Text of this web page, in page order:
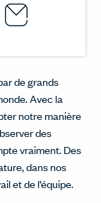
on
on
new
this
in athis
in
Email
Opens
de grands
Avec la
notre manière
des
vraiment. Des
dans nos
et de l’équipe.